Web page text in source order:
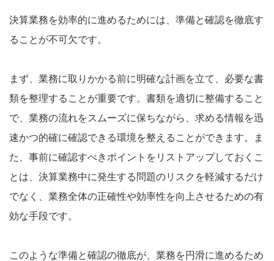
決算業務を効率的に進めるためには、準備と確認を徹底す
ることが不可欠です。
まず、業務に取りかかる前に明確な計画を立て、必要な書
類を整理することが重要です。書類を適切に整備すること
で、業務の流れをスムーズに保ちながら、求める情報を迅
速かつ的確に確認できる環境を整えることができます。ま
た、事前に確認すべきポイントをリストアップしておくこ
とは、決算業務中に発生する問題のリスクを軽減するだけ
でなく、業務全体の正確性や効率性を向上させるための有
効な手段です。
このような準備と確認の徹底が、業務を円滑に進めるため